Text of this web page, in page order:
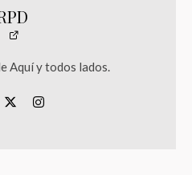
Aquí y todos lados.